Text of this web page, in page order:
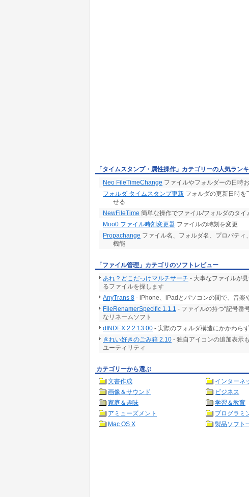
「タイムスタンプ・属性操作」カテゴリーの人気ラン
Neo FileTimeChange ファイルやフォルダーの日時
フォルダ タイムスタンプ更新 フォルダの更新日時
せる
NewFileTime 簡単な操作でファイル/フォルダのタ
Moo0 ファイル時刻変更器 ファイルの時刻を変更
Propachange ファイル名、フォルダ名、プロパテ
機能
「ファイル管理」カテゴリのソフトレビュー
あれ？どこだっけマルチサーチ - 大事なファイルが
るファイルを探します
AnyTrans 8 - iPhone、iPadとパソコンの間で、音楽
FileRenamerSpecific 1.1.1 - ファイルの持つ“記号番
なリネームソフト
dINDEX.2 2.13.00 - 実際のフォルダ構造にかかわら
きれい好きのごみ箱 2.10 - 独自アイコンの追加表示
ユーティリティ
カテゴリーから選ぶ
文書作成
インターネ
画像＆サウンド
ビジネス
家庭＆趣味
学習＆教育
アミューズメント
プログラミ
Mac OS X
製品ソフト